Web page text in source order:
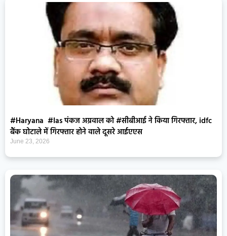
#Haryana #Ias पंकज अग्रवाल को #सीबीआई ने किया गिरफ्तार, idfc
बैंक घोटाले में गिरफ्तार होने वाले दूसरे आईएएस
June 23, 2026